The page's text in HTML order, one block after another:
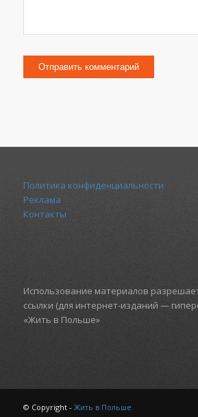
Политика конфиденциальности
Реклама
Контакты
Использование материалов
ссылки (для интернет-изданий —
«Жить в Польше»
© Copyright - Жить в Польше